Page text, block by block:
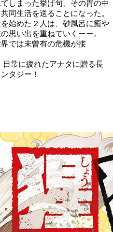
しまった挙げ句、その胃の中
同生活を送ることになった。
始めた２人は、砂風呂に癒や
思い出を重ねていくーー。
では未曽有の危機が接
常に疲れたアナタに贈る長
タジー！